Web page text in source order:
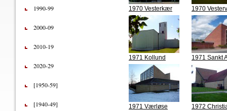
1990-99
2000-09
2010-19
2020-29
[1950-59]
[1940-49]
1970 Vesterkær 1970
1971 Kollund 1971 Sankt
1971 Værløse 1972